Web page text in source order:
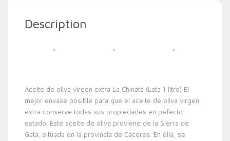
Description
Aceite de oliva virgen extra La Chinata (Lata 1 litro) El
mejor envase posible para que el aceite de oliva virgen
extra conserve todas sus propiedades en pefecto
estado. Este aceite de oliva proviene de la Sierra de
Gata, situada en la provincia de Cáceres. En ella, se